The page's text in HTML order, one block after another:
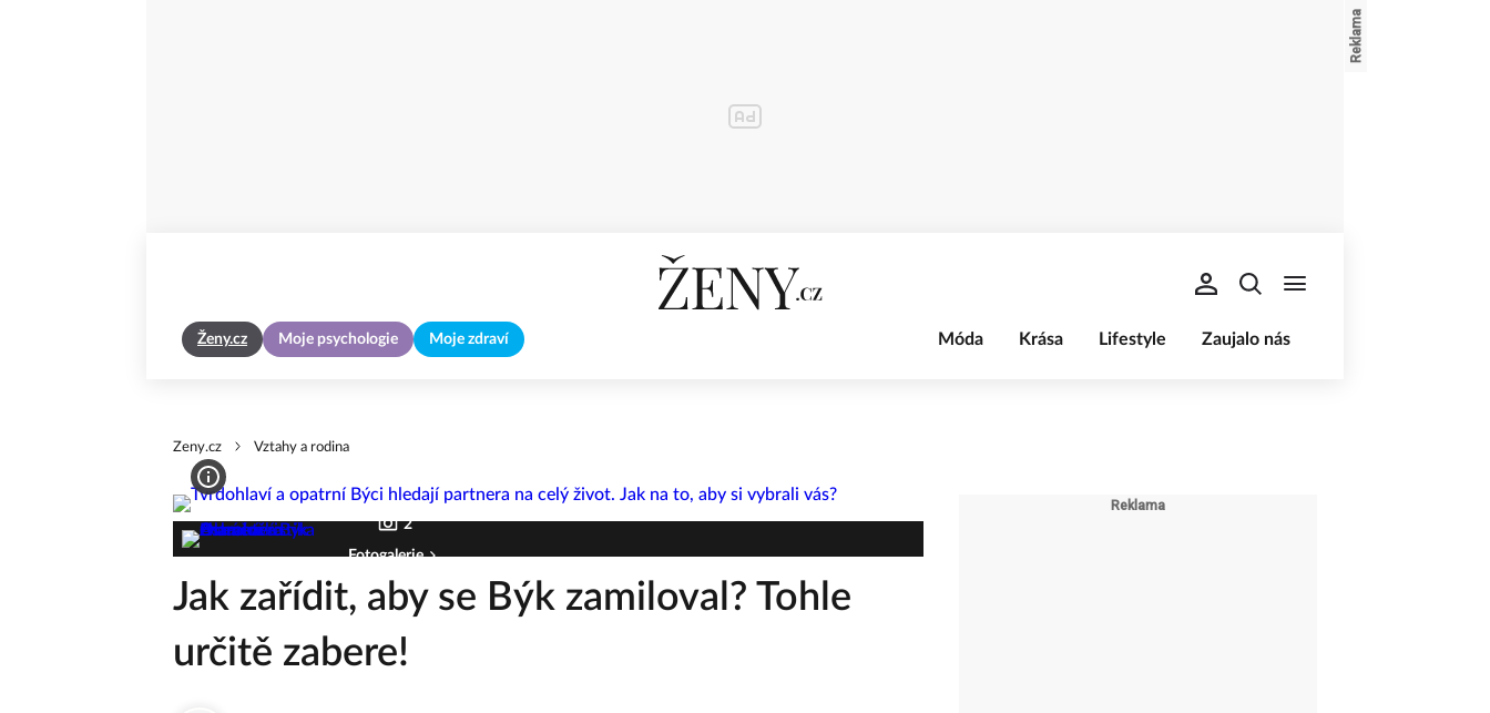
Ženy.cz Moje psychologie Moje zdraví Móda Krása Lifestyle Zaujalo nás
Zeny.cz Vztahy a rodina
2
Fotogalerie
Jak zařídit, aby se Býk zamiloval? Tohle
určitě zabere!